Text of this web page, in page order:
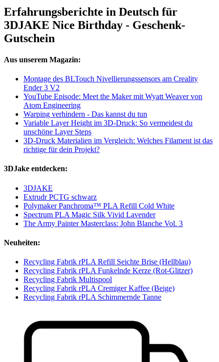
Erfahrungsberichte in Deutsch für
3DJAKE Nice Birthday - Geschenk-
Gutschein
Aus unserem Magazin:
Montage des BLTouch Nivellierungssensors am Creality
Ender 3 V2
YouTube Episode: Meet the Maker mit Wyatt Weaver von
Atom Engineering
Warping verhindern - Das kannst du tun
Variable Layer Height im 3D-Druck: So vermeidest du
unschöne Layer Steps
3D-Druck Materialien im Vergleich: Welches Filament ist das
richtige für dein Projekt?
3DJake entdecken:
3DJAKE
Extrudr PCTG schwarz
Polymaker Panchroma™ PLA Refill Cold White
Spectrum PLA Magic Silk Vivid Lavender
The Army Painter Masterclass: John Blanche Vol. 3
Neuheiten:
Recycling Fabrik rPLA Refill Seichte Brise (Hellblau)
Recycling Fabrik rPLA Funkelnde Kerze (Rot-Glitzer)
Recycling Fabrik Multispool
Recycling Fabrik rPLA Cremiger Kaffee (Beige)
Recycling Fabrik rPLA Schimmernde Tanne